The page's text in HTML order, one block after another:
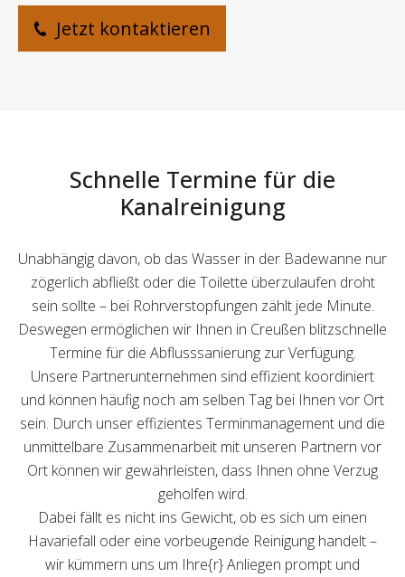
Jetzt kontaktieren
Schnelle Termine für die
Kanalreinigung
Unabhängig davon, ob das Wasser in der Badewanne nur
zögerlich abfließt oder die Toilette überzulaufen droht
sein sollte – bei Rohrverstopfungen zählt jede Minute.
Deswegen ermöglichen wir Ihnen in Creußen blitzschnelle
Termine für die Abflusssanierung zur Verfügung.
Unsere Partnerunternehmen sind effizient koordiniert
und können häufig noch am selben Tag bei Ihnen vor Ort
sein. Durch unser effizientes Terminmanagement und die
unmittelbare Zusammenarbeit mit unseren Partnern vor
Ort können wir gewährleisten, dass Ihnen ohne Verzug
geholfen wird.
Dabei fällt es nicht ins Gewicht, ob es sich um einen
Havariefall oder eine vorbeugende Reinigung handelt –
wir kümmern uns um Ihre{r} Anliegen prompt und